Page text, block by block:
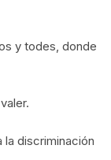
y todes, donde
la discriminación